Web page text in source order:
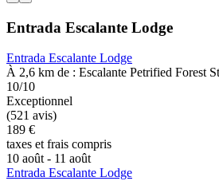
Entrada Escalante Lodge
Entrada Escalante Lodge
À 2,6 km de : Escalante Petrified Forest
10/10
Exceptionnel
(521 avis)
189 €
taxes et frais compris
10 août - 11 août
Entrada Escalante Lodge